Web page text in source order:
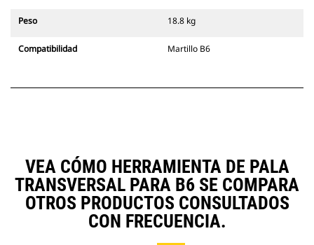
Peso 18.8 kg
Compatibilidad Martillo B6
VEA CÓMO HERRAMIENTA DE PALA
TRANSVERSAL PARA B6 SE COMPARA
OTROS PRODUCTOS CONSULTADOS
CON FRECUENCIA.